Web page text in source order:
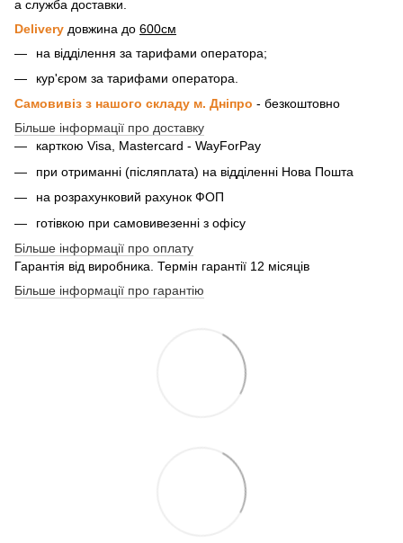
а служба доставки.
Delivery довжина до 600см
на відділення за тарифами оператора;
кур'єром за тарифами оператора.
Самовивіз з нашого складу м. Дніпро - безкоштовно
Більше інформації про доставку
карткою Visa, Mastercard - WayForPay
при отриманні (післяплата) на відділенні Нова Пошта
на розрахунковий рахунок ФОП
готівкою при самовивезенні з офісу
Більше інформації про оплату
Гарантія від виробника. Термін гарантії 12 місяців
Більше інформації про гарантію